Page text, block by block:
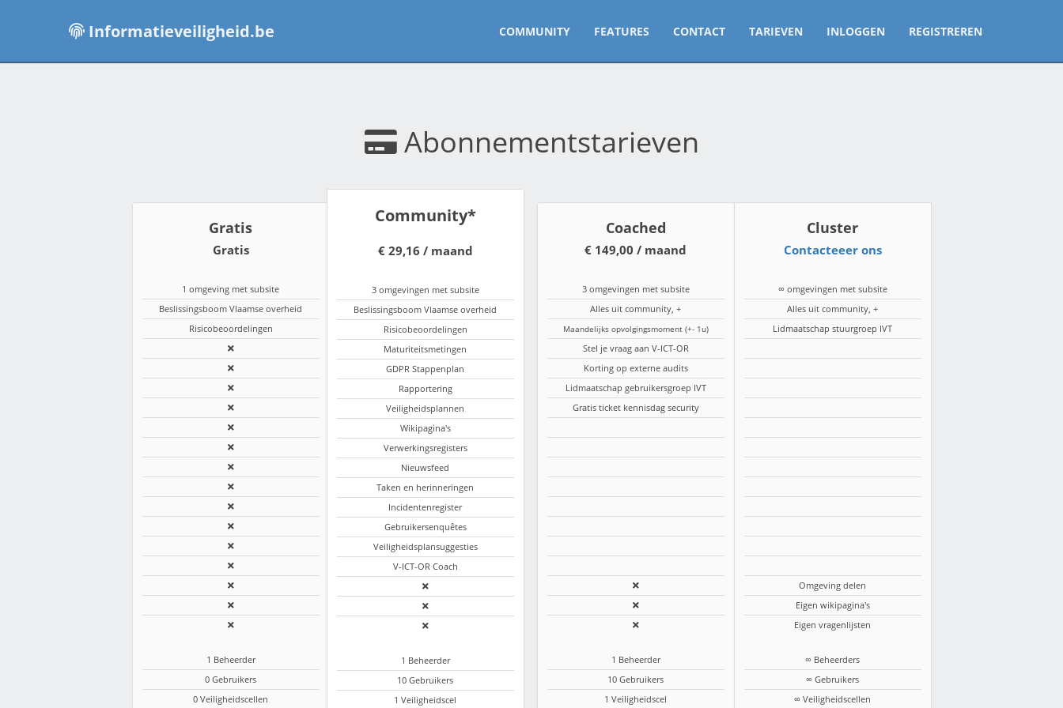
Informatieveiligheid.be COMMUNITY FEATURES CONTACT TARIEVEN INLOGGEN REGISTREREN
Abonnementstarieven
Gratis
Gratis
1 omgeving met subsite
Beslissingsboom Vlaamse overheid
Risicobeoordelingen
1 Beheerder
0 Gebruikers
0 Veiligheidscellen
Community*
€ 29,16 / maand
3 omgevingen met subsite
Beslissingsboom Vlaamse overheid
Risicobeoordelingen
Maturiteitsmetingen
GDPR Stappenplan
Rapportering
Veiligheidsplannen
Wikipagina's
Verwerkingsregisters
Nieuwsfeed
Taken en herinneringen
Incidentenregister
Gebruikersenquêtes
Veiligheidsplansuggesties
V-ICT-OR Coach
1 Beheerder
10 Gebruikers
1 Veiligheidscel
Coached
€ 149,00 / maand
3 omgevingen met subsite
Alles uit community, +
Maandelijks opvolgingsmoment (+- 1u)
Stel je vraag aan V-ICT-OR
Korting op externe audits
Lidmaatschap gebruikersgroep IVT
Gratis ticket kennisdag security
1 Beheerder
10 Gebruikers
1 Veiligheidscel
Cluster
Contacteeer ons
∞ omgevingen met subsite
Alles uit community, +
Lidmaatschap stuurgroep IVT
Omgeving delen
Eigen wikipagina's
Eigen vragenlijsten
∞ Beheerders
∞ Gebruikers
∞ Veiligheidscellen